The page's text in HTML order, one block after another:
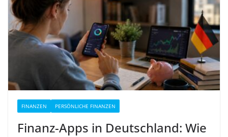
FINANZEN PERSÖNLICHE FINANZEN
Finanz-Apps in Deutschland: Wie